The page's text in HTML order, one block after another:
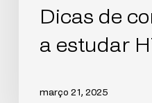
Dicas de
a estudar
março 21, 2025